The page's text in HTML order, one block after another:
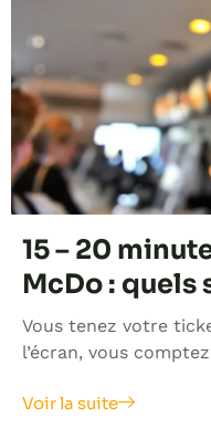
15 – 20
McDo : quels
Vous tenez votre
l’écran, vous
Voir la suite